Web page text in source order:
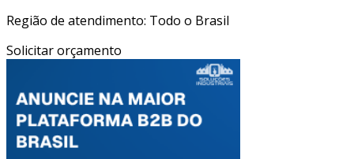
Região de atendimento: Todo o Brasil
Solicitar orçamento